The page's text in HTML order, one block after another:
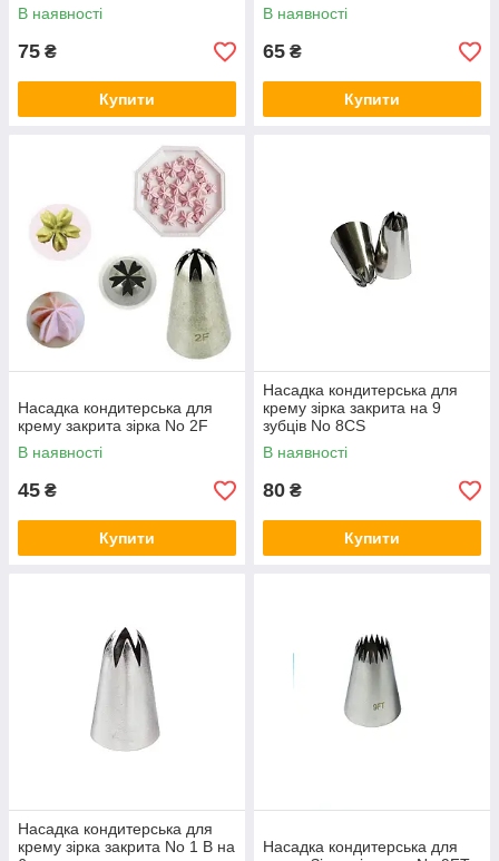
В наявності
75 ₴
Купити
В наявності
65 ₴
Купити
Насадка кондитерська для
крему закрита зірка No 2F
В наявності
45 ₴
Купити
Насадка кондитерська для
крему зірка закрита на 9
зубців No 8CS
В наявності
80 ₴
Купити
Насадка кондитерська для
крему зірка закрита No 1 В на
Насадка кондитерська для